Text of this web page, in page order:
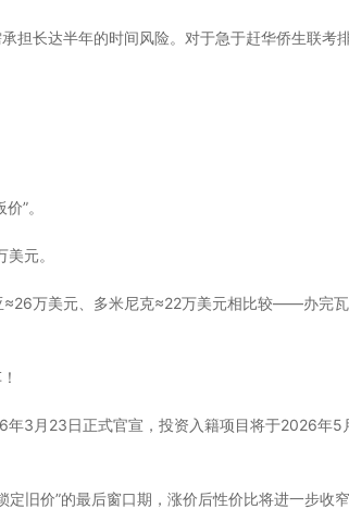
担长达半年的时间风险。对于急于赶华侨生联考
”。
元。
≈26万美元、多米尼克≈22万美元相比较——办完
3月23日正式官宣，投资入籍项目将于2026年5
旧价”的最后窗口期，涨价后性价比将进一步收